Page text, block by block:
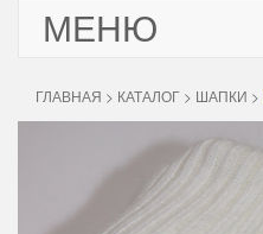
МЕНЮ
ГЛАВНАЯ > КАТАЛОГ > ШАПКИ >